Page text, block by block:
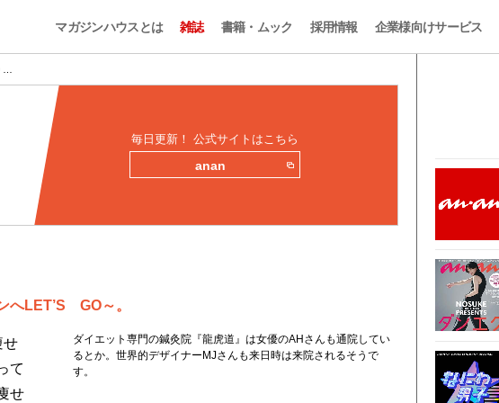
マガジンハウスとは 雑誌 書籍・ムック 採用情報 企業様向けサービス
…
毎日更新！ 公式サイトはこちら
anan
へLET’S GO～。
せ
て
せ
ダイエット専門の鍼灸院『龍虎道』は女優のAHさんも通院してい
るとか。世界的デザイナーMJさんも来日時は来院されるそうで
す。